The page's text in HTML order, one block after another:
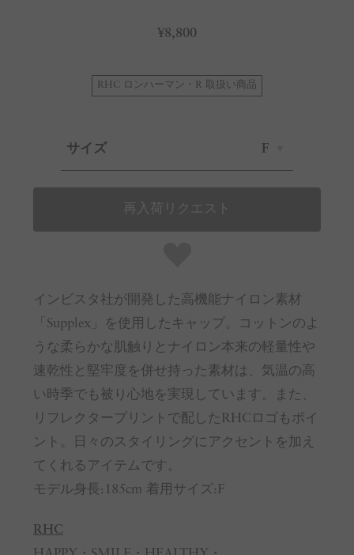
¥8,800
RHC ロンハーマン・R 取扱い商品
サイズ F
再入荷リクエスト
インビスタ社が開発した高機能ナイロン素材
「Supplex」を使用したキャップ。コットンのよ
うな柔らかな肌触りとナイロン本来の軽量性や
速乾性と堅牢度を併せ持った素材は、気温の高
い時季でも被り心地を実現しています。また、
リフレクタープリントで配したRHCロゴもポイ
ント。日々のスタイリングにアクセントを加え
てくれるアイテムです。
モデル身長:185cm 着用サイズ:F
RHC